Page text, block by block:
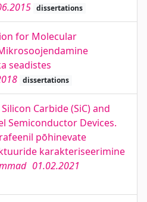
dissertations
for Molecular
seadistes
dissertations
Carbide (SiC) and
Semiconductor Devices.
pōhinevate
karakteriseerimine
01.02.2021